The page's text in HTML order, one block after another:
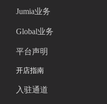
Jumia业务
Global业务
平台声明
开店指南
入驻通道